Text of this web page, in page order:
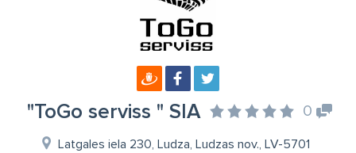
"ToGo serviss " SIA 0
Latgales iela 230, Ludza, Ludzas nov., LV-5701